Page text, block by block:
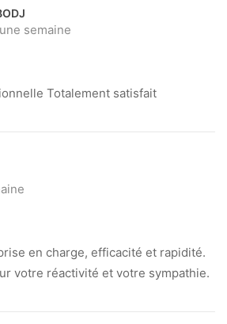
semaine
Totalement satisfait
en charge, efficacité et rapidité.
votre réactivité et votre sympathie.